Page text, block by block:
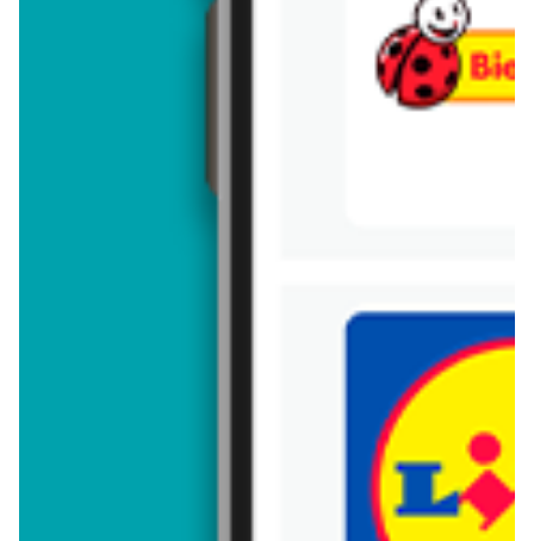
Trafiłeś na nieaktualną gazetkę